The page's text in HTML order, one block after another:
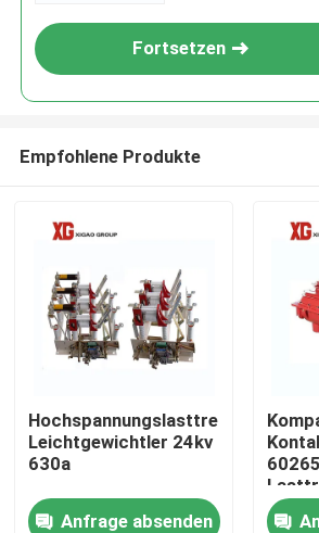
Haus
Fortsetzen
Empfohlene Produkte
Hochspannungslasttrennschalter-
Leichtgewichtler 24kv
630a
Anfrage absenden
drei